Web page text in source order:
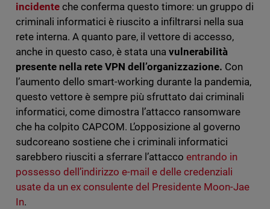
incidenteche conferma questo timore: un gruppo di
criminali informatici è riuscito a infiltrarsi nella sua
rete interna. A quanto pare, il vettore di accesso,
anche in questo caso, è stata unavulnerabilità
presente nella rete VPN dell’organizzazione. Con
l’aumento dello smart-working durante la pandemia,
questo vettore è sempre più sfruttato dai criminali
informatici, come dimostra l’attacco ransomware
che ha colpito CAPCOM. L’opposizione al governo
sudcoreano sostiene che i criminali informatici
sarebbero riusciti a sferrare l’attaccoentrando in
possesso dell’indirizzo e-mail e delle credenziali
usate da un ex consulente del Presidente Moon-Jae
In.